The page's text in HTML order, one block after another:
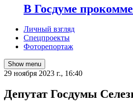
В Госдуме
Личный взгляд
Спецпроекты
Фоторепортаж
Show menu
29 ноября 2023 г., 16:40
Депутат Госдумы